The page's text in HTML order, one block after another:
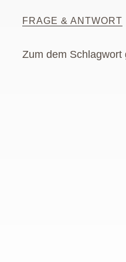
FRAGE & ANTWORT
Zum dem Schlagwort